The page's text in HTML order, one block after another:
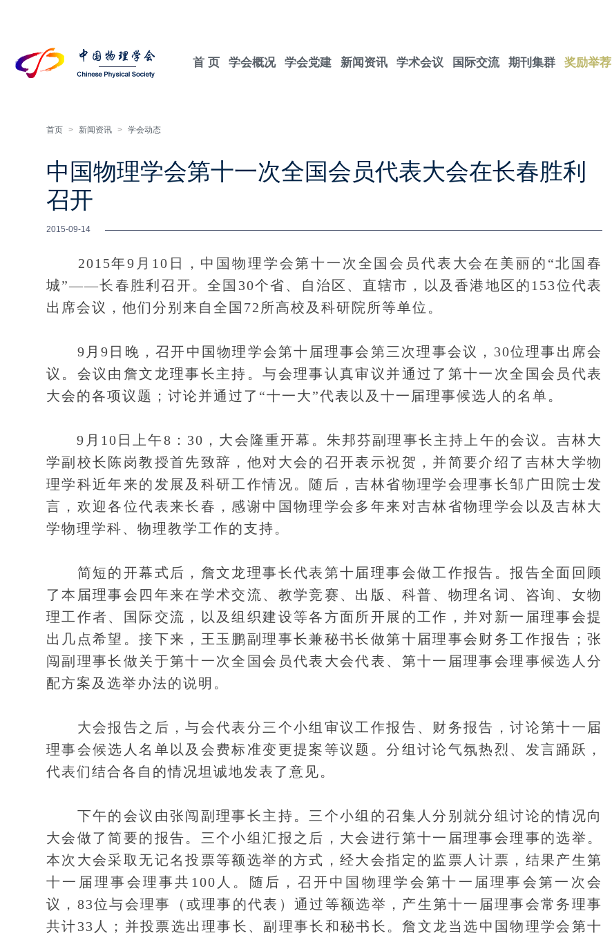
首 页 学会概况 学会党建 新闻资讯 学术会议 国际交流 期刊集群 奖励举荐
首页 > 新闻资讯 > 学会动态
中国物理学会第十一次全国会员代表大会在长春胜利
召开
2015-09-14
2015年9月10日，中国物理学会第十一次全国会员代表大会在美丽的“北国春
城”——长春胜利召开。全国30个省、自治区、直辖市，以及香港地区的153位代表
出席会议，他们分别来自全国72所高校及科研院所等单位。
9月9日晚，召开中国物理学会第十届理事会第三次理事会议，30位理事出席会
议。会议由詹文龙理事长主持。与会理事认真审议并通过了第十一次全国会员代表
大会的各项议题；讨论并通过了“十一大”代表以及十一届理事候选人的名单。
9月10日上午8：30，大会隆重开幕。朱邦芬副理事长主持上午的会议。吉林大
学副校长陈岗教授首先致辞，他对大会的召开表示祝贺，并简要介绍了吉林大学物
理学科近年来的发展及科研工作情况。随后，吉林省物理学会理事长邹广田院士发
言，欢迎各位代表来长春，感谢中国物理学会多年来对吉林省物理学会以及吉林大
学物理学科、物理教学工作的支持。
简短的开幕式后，詹文龙理事长代表第十届理事会做工作报告。报告全面回顾
了本届理事会四年来在学术交流、教学竞赛、出版、科普、物理名词、咨询、女物
理工作者、国际交流，以及组织建设等各方面所开展的工作，并对新一届理事会提
出几点希望。接下来，王玉鹏副理事长兼秘书长做第十届理事会财务工作报告；张
闯副理事长做关于第十一次全国会员代表大会代表、第十一届理事会理事候选人分
配方案及选举办法的说明。
大会报告之后，与会代表分三个小组审议工作报告、财务报告，讨论第十一届
理事会候选人名单以及会费标准变更提案等议题。分组讨论气氛热烈、发言踊跃，
代表们结合各自的情况坦诚地发表了意见。
下午的会议由张闯副理事长主持。三个小组的召集人分别就分组讨论的情况向
大会做了简要的报告。三个小组汇报之后，大会进行第十一届理事会理事的选举。
本次大会采取无记名投票等额选举的方式，经大会指定的监票人计票，结果产生第
十一届理事会理事共100人。随后，召开中国物理学会第十一届理事会第一次会
议，83位与会理事（或理事的代表）通过等额选举，产生第十一届理事会常务理事
共计33人；并投票选出理事长、副理事长和秘书长。詹文龙当选中国物理学会第十